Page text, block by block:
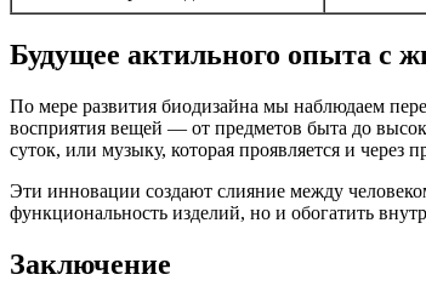
Будущее актильного опыта с
По мере развития биодизайна мы наблюдаем
восприятия вещей — от предметов быта до
суток, или музыку, которая проявляется и
Эти инновации создают слияние между
функциональность изделий, но и обогатить
Заключение